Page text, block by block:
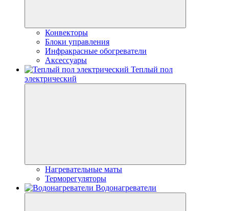
Конвекторы
Блоки управления
Инфракрасные обогреватели
Аксессуары
Теплый пол
электрический
Нагревательные маты
Терморегуляторы
Водонагреватели